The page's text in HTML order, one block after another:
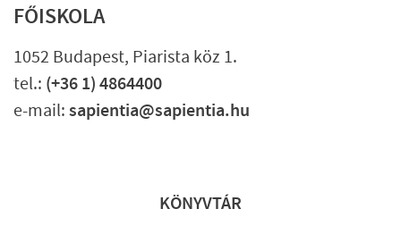
FŐISKOLA
1052 Budapest, Piarista köz 1.
tel.: (+36 1) 4864400
e-mail:sapientia@sapientia.hu
KÖNYVTÁR